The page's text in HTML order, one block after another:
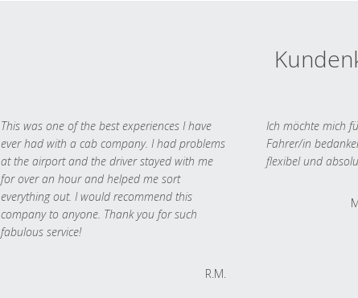
This was one of the best experiences I have
ever had with a cab company. I had problems
at the airport and the driver stayed with me
for over an hour and helped me sort
everything out. I would recommend this
company to anyone. Thank you for such
fabulous service!
R.M.
Ich möchte mich
Fahrer/in
flexibel und